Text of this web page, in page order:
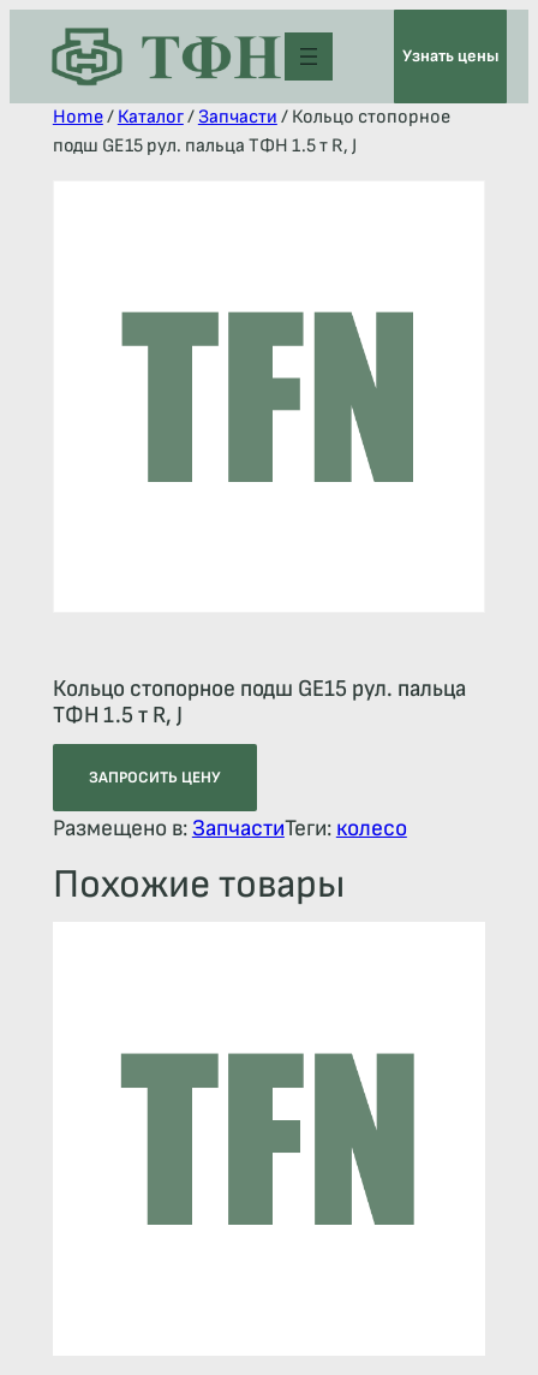
Узнать цены
Home/ Каталог/ Запчасти / Кольцо стопорное
подш GE15 рул. пальца ТФН 1.5 т R, J
Кольцо стопорное подш GE15 рул. пальца
ТФН 1.5 т R, J
ЗАПРОСИТЬ ЦЕНУ
Размещено в: ЗапчастиТеги: колесо
Похожие товары